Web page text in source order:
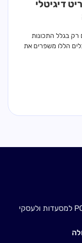
דיגיטלי
רק בגלל התכונות
הללו משפרים את
פלטפורמת הזמנות דיגיטליות משולבת POS למסעדות ולעסקי